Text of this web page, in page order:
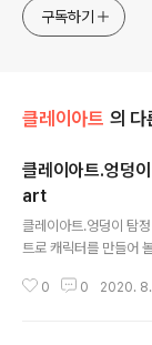
평생교육 시대에 어
다. 취미를 가진 사람
구독하기
클레이아트 의 다
클레이아트.엉덩
art
클레이아트.엉덩이 탐
트로 캐릭터를 만들어
들은 똥,빵구~~ 이런 단
0 0 2020.